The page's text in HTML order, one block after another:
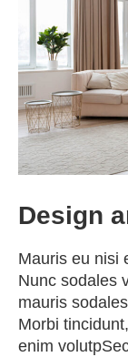
Design
Mauris eu nisi
Nunc sodales
mauris
Morbi
enim